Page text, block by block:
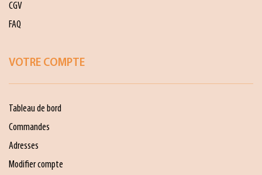
CGV
FAQ
VOTRE COMPTE
Tableau de bord
Commandes
Adresses
Modifier compte